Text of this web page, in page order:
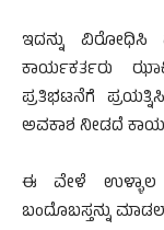
ಇದನ್ನು
ಕಾರ್ಯಕರ್ತರು
ಪ್ರತಿಭಟನೆಗೆ
ಅವಕಾಶ ನೀಡದೆ
ಈ ವೇಳೆ
ಬಂದೊಬಸ್ತನ್ನು